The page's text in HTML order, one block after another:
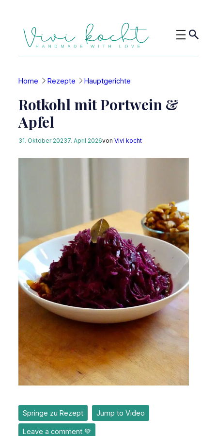
springen
Home Rezepte Hauptgerichte
Rotkohl mit Portwein &
Apfel
31. Oktober 20237. April 2026von Vivi kocht
Springe zu Rezept Jump to Video
Leave a comment 💚